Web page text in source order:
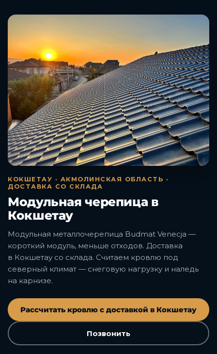
КОКШЕТАУ · АКМОЛИНСКАЯ ОБЛАСТЬ ·
ДОСТАВКА СО СКЛАДА
Модульная черепица в
Кокшетау
Модульная металлочерепица Budmat Venecja —
короткий модуль, меньше отходов. Доставка
в Кокшетау со склада. Считаем кровлю под
северный климат — снеговую нагрузку и наледь
на карнизе.
Рассчитать кровлю с доставкой в Кокшетау
Позвонить